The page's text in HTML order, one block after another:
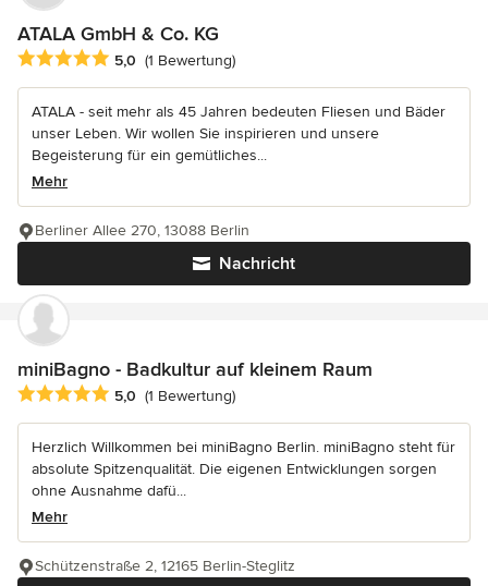
ATALA GmbH & Co. KG
Durchschnittliche Bewertung: 5 von 5 Sternen
5,0 (1 Bewertung)
ATALA - seit mehr als 45 Jahren bedeuten Fliesen und Bäder
unser Leben. Wir wollen Sie inspirieren und unsere
Begeisterung für ein gemütliches...
Mehr
Nachricht
Berliner Allee 270, 13088 Berlin
miniBagno - Badkultur auf kleinem Raum
Durchschnittliche Bewertung: 5 von 5 Sternen
5,0 (1 Bewertung)
Herzlich Willkommen bei miniBagno Berlin. miniBagno steht für
absolute Spitzenqualität. Die eigenen Entwicklungen sorgen
ohne Ausnahme dafü...
Mehr
Schützenstraße 2, 12165 Berlin-Steglitz